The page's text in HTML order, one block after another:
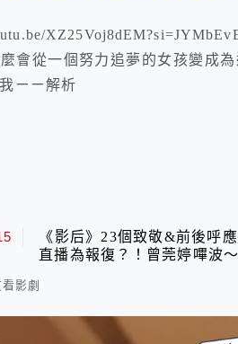
會從一個努力追夢的女孩變成
ㄧㄧ解析
《影后》23個致敬&前後呼
直播為報復？！曾莞婷嗶波
影劇